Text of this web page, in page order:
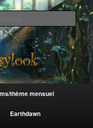
thème mensuel
Earthdawn